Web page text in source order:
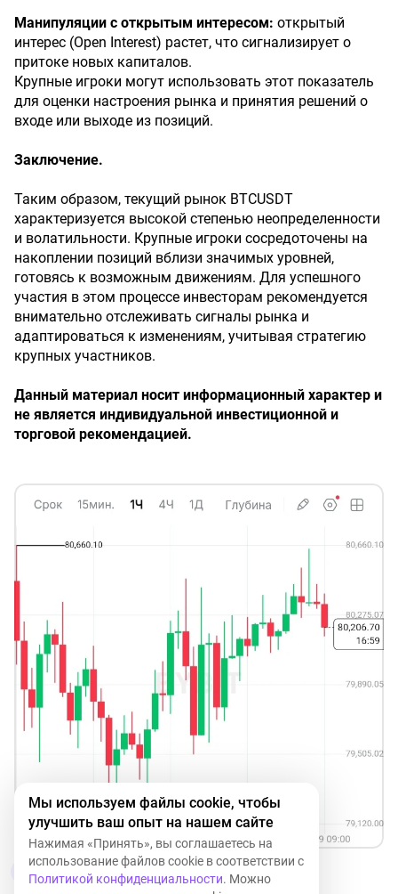
Манипуляции с открытым интересом: открытый
интерес (Open Interest) растет, что сигнализирует о
притоке новых капиталов.
Крупные игроки могут использовать этот показатель
для оценки настроения рынка и принятия решений о
входе или выходе из позиций.
Заключение.
Таким образом, текущий рынок BTCUSDT
характеризуется высокой степенью неопределенности
и волатильности. Крупные игроки сосредоточены на
накоплении позиций вблизи значимых уровней,
готовясь к возможным движениям. Для успешного
участия в этом процессе инвесторам рекомендуется
внимательно отслеживать сигналы рынка и
адаптироваться к изменениям, учитывая стратегию
крупных участников.
Данный материал носит информационный характер и
не является индивидуальной инвестиционной и
торговой рекомендацией.
Мы используем файлы cookie, чтобы
улучшить ваш опыт на нашем сайте
Нажимая «Принять», вы соглашаетесь на
использование файлов cookie в соответствии с
Политикой конфиденциальности. Можно